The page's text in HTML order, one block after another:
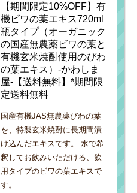
【期間限定10%OFF】有
機ビワの葉エキス720ml
瓶タイプ（オーガニック
の国産無農薬ビワの葉と
有機玄米焼酎使用のびわ
の葉エキス）-かわしま
屋-【送料無料】*期間限
定送料無料
国産有機JAS無農薬びわの葉
を、特製玄米焼酎に長期間漬
け込んだエキスです。 水で希
釈してお飲みいただける、飲
用タイプのビワの葉エキスで
す。